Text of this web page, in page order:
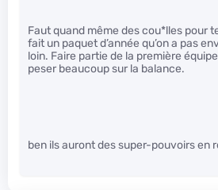
Faut quand même des cou*lles pour
fait un paquet d’année qu’on a pas
loin. Faire partie de la première
peser beaucoup sur la balance.
ben ils auront des super-pouvoirs en